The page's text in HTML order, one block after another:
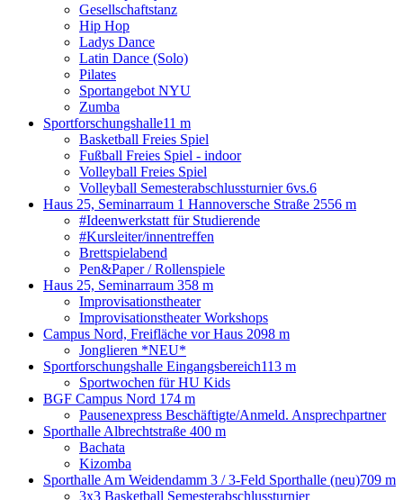
Gesellschaftstanz
Hip Hop
Ladys Dance
Latin Dance (Solo)
Pilates
Sportangebot NYU
Zumba
Sportforschungshalle11 m
Basketball Freies Spiel
Fußball Freies Spiel - indoor
Volleyball Freies Spiel
Volleyball Semesterabschlussturnier 6vs.6
Haus 25, Seminarraum 1 Hannoversche Straße 2556 m
#Ideenwerkstatt für Studierende
#Kursleiter/innentreffen
Brettspielabend
Pen&Paper / Rollenspiele
Haus 25, Seminarraum 358 m
Improvisationstheater
Improvisationstheater Workshops
Campus Nord, Freifläche vor Haus 2098 m
Jonglieren *NEU*
Sportforschungshalle Eingangsbereich113 m
Sportwochen für HU Kids
BGF Campus Nord 174 m
Pausenexpress Beschäftigte/Anmeld. Ansprechpartner
Sporthalle Albrechtstraße 400 m
Bachata
Kizomba
Sporthalle Am Weidendamm 3 / 3-Feld Sporthalle (neu)709 m
3x3 Basketball Semesterabschlussturnier